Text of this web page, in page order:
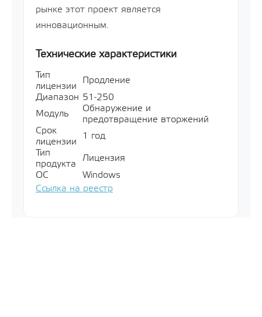
рынке этот проект является
инновационным.
Технические характеристики
Тип
лицензии
Продление
Диапазон 51-250
Модуль
Обнаружение и
предотвращение вторжений
Срок
лицензии
1 год
Тип
продукта
Лицензия
ОС
Windows
Ссылка на реестр